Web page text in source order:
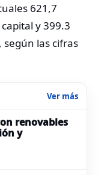
621,7
y 399.3
según las cifras
Ver más
renovables
y